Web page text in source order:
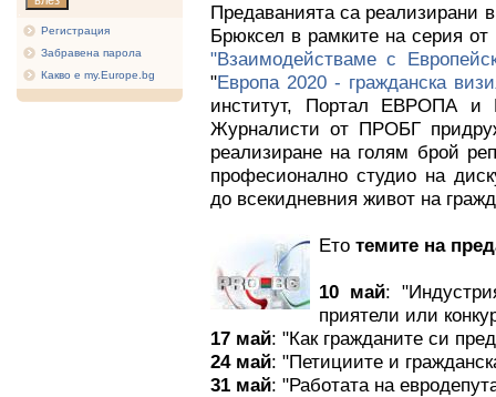
Регистрация
Забравена парола
Какво е my.Europe.bg
Предаванията са реализирани
Брюксел в рамките на серия от
"Взаимодействаме с
"Европа 2020 - гражданска
институт, Портал ЕВРОПА и
Журналисти от ПРОБГ
реализиране на голям брой
професионално студио на
до всекидневния живот на
Ето темите на
10 май:
приятели или
17 май: "Как гражданите си
24 май: "Петициите и
31 май: "Работата на